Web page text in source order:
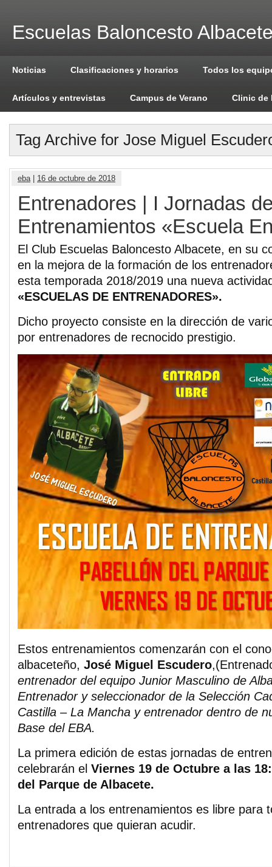
Escuelas Baloncesto
Noticias Clasificaciones y horarios Todos los
Artículos y entrevistas Campus de Verano Clinic de
Tag Archive for Jose Miguel
eba| 16 de octubre de 2018
Entrenadores | I Jornadas
Entrenamientos «Escuela
El Club Escuelas Baloncesto Albacete, en su
en la mejora de la formación de los
esta temporada 2018/2019 una nueva
«ESCUELAS DE ENTRENADORES».
Dicho proyecto consiste en la dirección de
por entrenadores de recnocido prestigio.
Estos entrenamientos comenzarán con el
albaceteño, José Miguel Escudero
entrenador del equipo Junior Masculino de
Entrenador y seleccionador de la Selección
Castilla – La Mancha y entrenador dentro de
Base del EBA.
La primera edición de estas jornadas de
celebrarán el Viernes 19 de Octubre a las
del Parque de Albacete.
La entrada a los entrenamientos es libre para
entrenadores que quieran acudir.